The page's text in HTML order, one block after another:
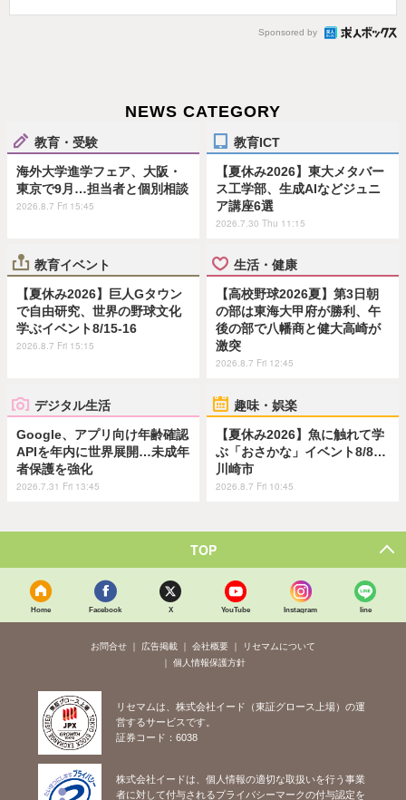
Sponsored by
NEWS CATEGORY
教育・受験
海外大学進学フェア、大阪・
東京で9月…担当者と個別相談
2026.8.7 Fri 15:45
教育ICT
【夏休み2026】東大メタバー
ス工学部、生成AIなどジュニ
ア講座6選
2026.7.30 Thu 11:15
教育イベント
【夏休み2026】巨人Gタウン
で自由研究、世界の野球文化
学ぶイベント8/15-16
2026.8.7 Fri 15:15
生活・健康
【高校野球2026夏】第3日朝
の部は東海大甲府が勝利、午
後の部で八幡商と健大高崎が
激突
2026.8.7 Fri 12:45
デジタル生活
Google、アプリ向け年齢確認
APIを年内に世界展開…未成年
者保護を強化
2026.7.31 Fri 13:45
趣味・娯楽
【夏休み2026】魚に触れて学
ぶ「おさかな」イベント8/8…
川崎市
2026.8.7 Fri 10:45
TOP
Home Facebook X YouTube Instagram line
お問合せ 広告掲載 会社概要
リセマムについて
個人情報保護方針
リセマムは、株式会社イード（東証グロース上場）の運
営するサービスです。
証券コード：6038
株式会社イードは、個人情報の適切な取扱いを行う事業
者に対して付与されるプライバシーマークの付与認定を